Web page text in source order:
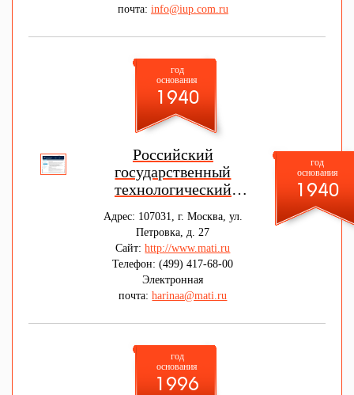
почта: info@iup.com.ru
год
основания
1940
Российский
государственный
технологический
Циолковского
Московского
авиационного
института
(национального
университета)
Адрес: 107031, г. Москва, ул.
Петровка, д. 27
Сайт:http://www.mati.ru
Телефон: (499) 417-68-00
Электронная
почта:harinaa@mati.ru
год
основания
1940
год
основания
1996